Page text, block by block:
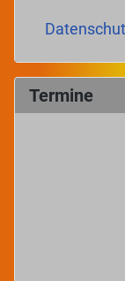
Termine